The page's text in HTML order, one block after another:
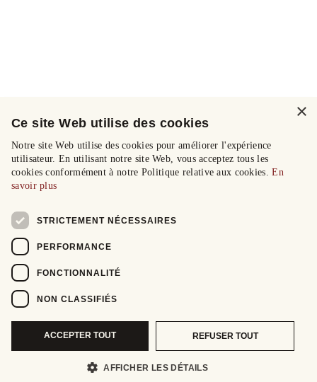
×
Ce site Web utilise des cookies
Notre site Web utilise des cookies pour améliorer l'expérience
utilisateur. En utilisant notre site Web, vous acceptez tous les
cookies conformément à notre Politique relative aux cookies.En
savoir plus
STRICTEMENT NÉCESSAIRES
PERFORMANCE
FONCTIONNALITÉ
NON CLASSIFIÉS
ACCEPTER TOUT REFUSER TOUT
AFFICHER LES DÉTAILS